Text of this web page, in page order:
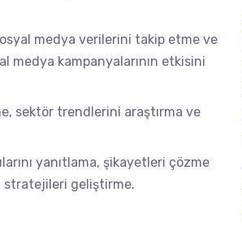
medya verilerini takip etme ve
medya kampanyalarının etkisini
sektör trendlerini araştırma ve
yanıtlama, şikayetleri çözme
stratejileri geliştirme.